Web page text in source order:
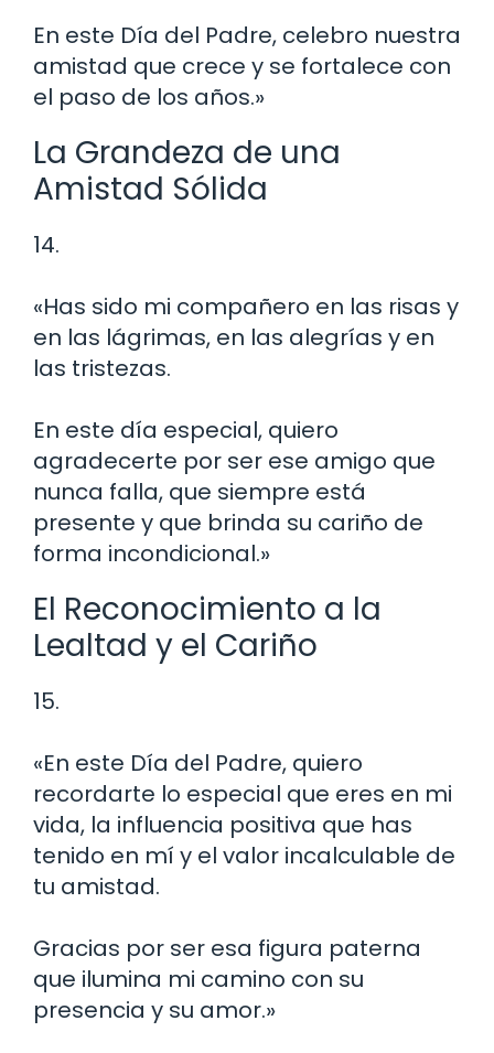
En este Día del Padre, celebro nuestra
amistad que crece y se fortalece con
el paso de los años.»
La Grandeza de una
Amistad Sólida
14.
«Has sido mi compañero en las risas y
en las lágrimas, en las alegrías y en
las tristezas.
En este día especial, quiero
agradecerte por ser ese amigo que
nunca falla, que siempre está
presente y que brinda su cariño de
forma incondicional.»
El Reconocimiento a la
Lealtad y el Cariño
15.
«En este Día del Padre, quiero
recordarte lo especial que eres en mi
vida, la influencia positiva que has
tenido en mí y el valor incalculable de
tu amistad.
Gracias por ser esa figura paterna
que ilumina mi camino con su
presencia y su amor.»